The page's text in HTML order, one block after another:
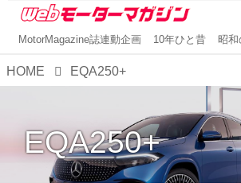
MotorMagazine誌連動企画 10年ひと昔 昭和
HOME EQA250+
EQA250+